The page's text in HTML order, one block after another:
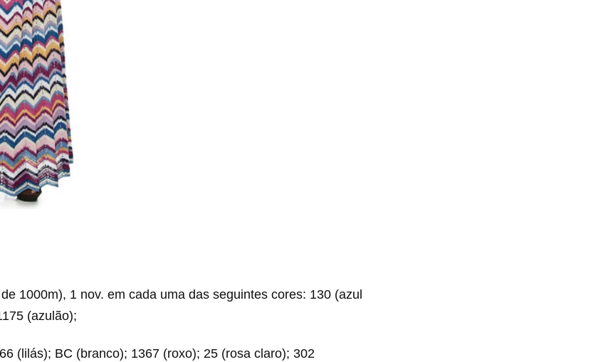
1000m), 1 nov. em cada uma das seguintes cores: 130 (azul
(azulão);
(lilás); BC (branco); 1367 (roxo); 25 (rosa claro); 302